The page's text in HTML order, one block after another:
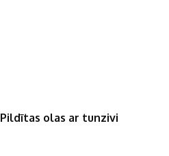
Pildītas olas ar tunzivi